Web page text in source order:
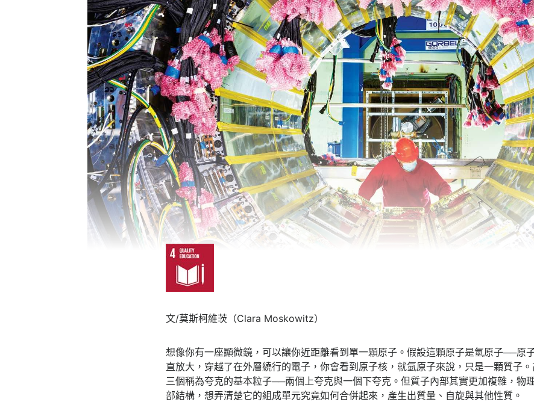
文/莫斯柯維茨（Clara Moskowitz）
想像你有一座顯微鏡，可以讓你近距離看到單一顆原子。假設這顆原子是氫原子──原
直放大，穿越了在外層繞行的電子，你會看到原子核，就氫原子來說，只是一顆質子
三個稱為夸克的基本粒子──兩個上夸克與一個下夸克。但質子內部其實更加複雜，物
部結構，想弄清楚它的組成單元究竟如何合併起來，產生出質量、自旋與其他性質。